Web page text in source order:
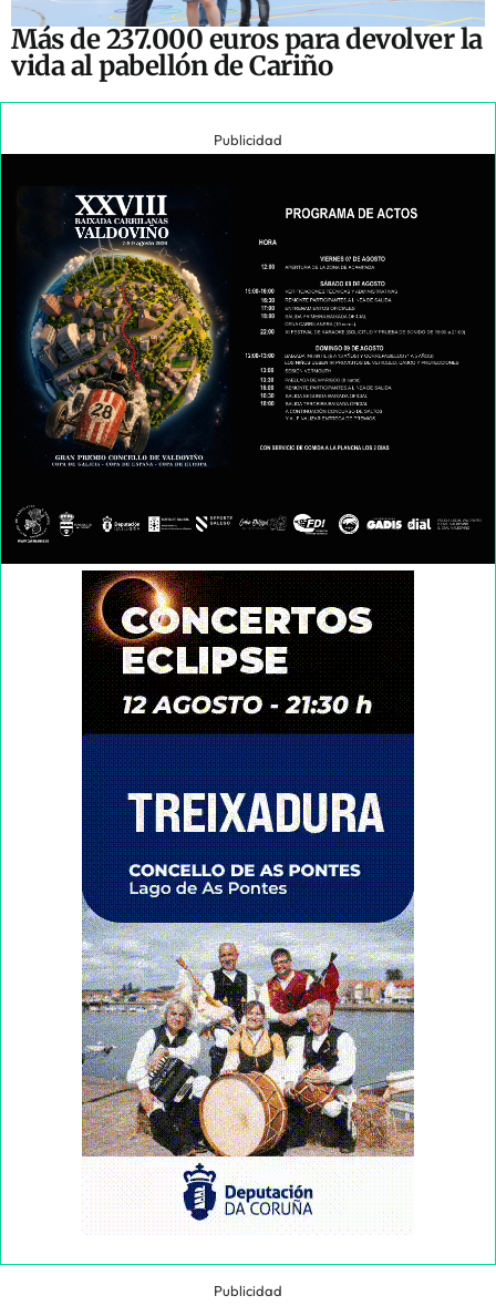
Más de 237.000 euros para devolver la
vida al pabellón de Cariño
Publicidad
Publicidad